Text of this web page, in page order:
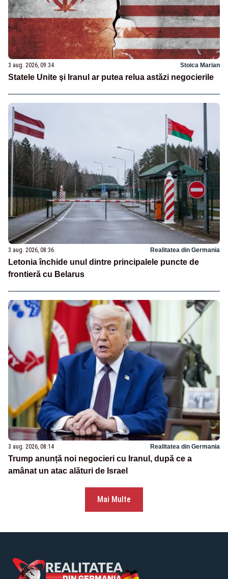
3 aug. 2026, 09:34 Stoica Marian
Statele Unite şi Iranul ar putea relua astăzi negocierile
3 aug. 2026, 08:36 Realitatea din Germania
Letonia închide unul dintre principalele puncte de
frontieră cu Belarus
3 aug. 2026, 08:14 Realitatea din Germania
Trump anunță noi negocieri cu Iranul, după ce a
amânat un atac alături de Israel
Mai Multe